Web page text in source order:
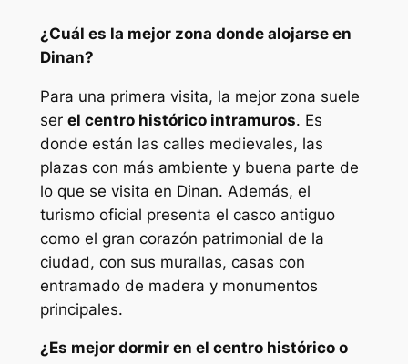
¿Cuál es la mejor zona donde alojarse en
Dinan?
Para una primera visita, la mejor zona suele
ser el centro histórico intramuros. Es
donde están las calles medievales, las
plazas con más ambiente y buena parte de
lo que se visita en Dinan. Además, el
turismo oficial presenta el casco antiguo
como el gran corazón patrimonial de la
ciudad, con sus murallas, casas con
entramado de madera y monumentos
principales.
¿Es mejor dormir en el centro histórico o